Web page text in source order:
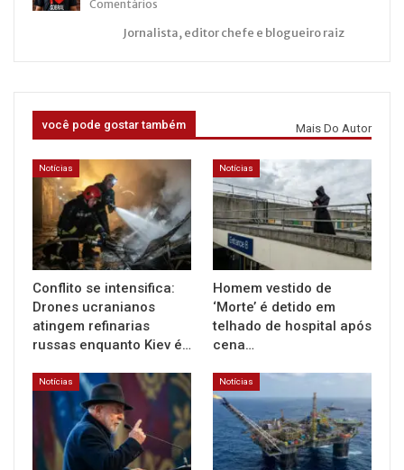
Comentários
Jornalista, editor chefe e blogueiro raiz
você pode gostar também Mais Do Autor
Notícias
Conflito se intensifica:
Drones ucranianos
atingem refinarias
russas enquanto Kiev é…
Notícias
Homem vestido de
‘Morte’ é detido em
telhado de hospital após
cena…
Notícias Notícias